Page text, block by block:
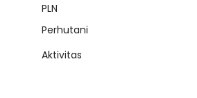
PLN
Perhutani
Aktivitas